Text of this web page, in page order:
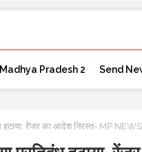
Madhya Pradesh 2 Send
हटाया, रेंजर का आदेश निरस्त- MP NEWS